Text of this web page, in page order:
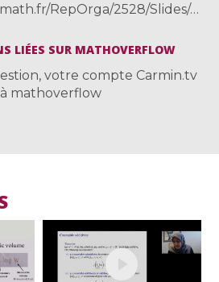
RepOrga/2528/Slides/riera.pdf
LIÉES SUR MATHOVERFLOW
votre compte Carmin.tv
mathoverflow